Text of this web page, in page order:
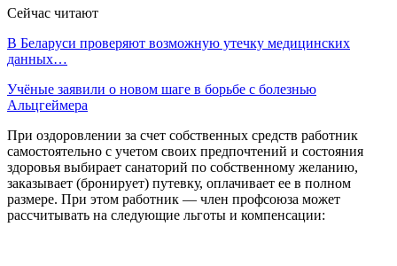
Сейчас читают
В Беларуси проверяют возможную утечку медицинских
данных…
Учёные заявили о новом шаге в борьбе с болезнью
Альцгеймера
При оздоровлении за счет собственных средств работник
самостоятельно с учетом своих предпочтений и состояния
здоровья выбирает санаторий по собственному желанию,
заказывает (бронирует) путевку, оплачивает ее в полном
размере. При этом работник — член профсоюза может
рассчитывать на следующие льготы и компенсации: